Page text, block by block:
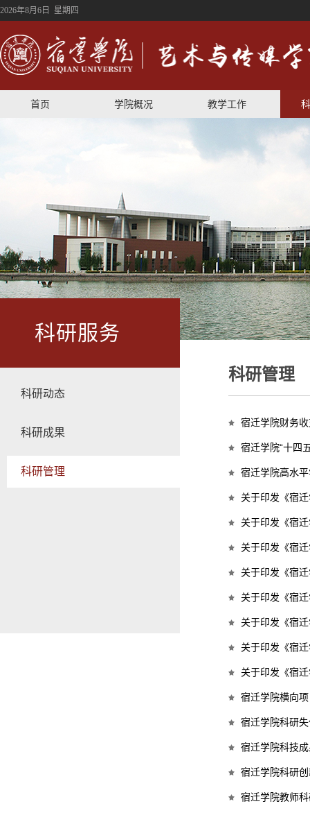
2026年8月6日 星期四
首页 学院概况 教学工作
科研服务
科研动态
科研成果
科研管理
科研管理
宿迁学院财务
宿迁学院“十四
宿迁学院高水
关于印发《宿
关于印发《宿
关于印发《宿
关于印发《宿
关于印发《宿
关于印发《宿
关于印发《宿
关于印发《宿
宿迁学院横向
宿迁学院科研
宿迁学院科技
宿迁学院科研
宿迁学院教师